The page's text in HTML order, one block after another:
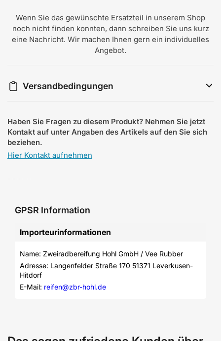
Wenn Sie das gewünschte Ersatzteil in unserem Shop
noch nicht finden konnten, dann schreiben Sie uns kurz
eine Nachricht. Wir machen Ihnen gern ein individuelles
Angebot.
Versandbedingungen
Haben Sie Fragen zu diesem Produkt? Nehmen Sie jetzt
Kontakt auf unter Angaben des Artikels auf den Sie sich
beziehen.
Hier Kontakt aufnehmen
GPSR Information
Importeurinformationen
Name: Zweiradbereifung Hohl GmbH / Vee Rubber
Adresse: Langenfelder Straße 170 51371 Leverkusen-
Hitdorf
E-Mail: reifen@zbr-hohl.de